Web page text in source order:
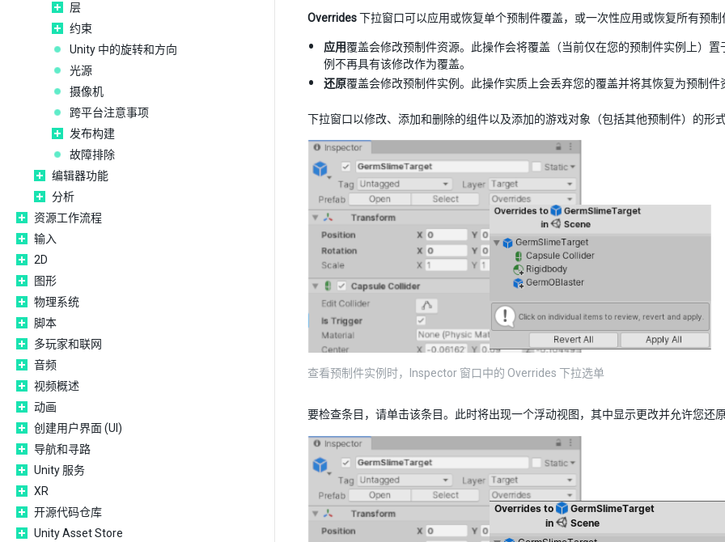
层
约束
Unity 中的旋转和方向
光源
摄像机
跨平台注意事项
发布构建
故障排除
编辑器功能
分析
资源工作流程
输入
2D
图形
物理系统
脚本
多玩家和联网
音频
视频概述
动画
创建用户界面 (UI)
导航和寻路
Unity 服务
XR
开源代码仓库
Unity Asset Store
Overrides下拉窗口可以应用或恢复单个预制件覆盖，或一次性应用或恢复所有预制
应用覆盖会修改预制件资源。此操作会将覆盖（当前仅在您的预制件实例上）
例不再具有该修改作为覆盖。
还原覆盖会修改预制件实例。此操作实质上会丢弃您的覆盖并将其恢复为预制件
下拉窗口以修改、添加和删除的组件以及添加的游戏对象（包括其他预制件）的形
查看预制件实例时，Inspector 窗口中的 Overrides 下拉选单
要检查条目，请单击该条目。此时将出现一个浮动视图，其中显示更改并允许您还